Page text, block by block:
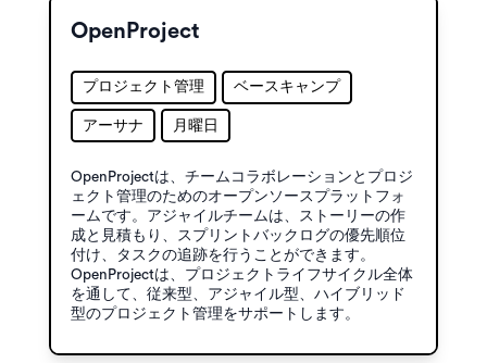
OpenProject
プロジェクト管理 ベースキャンプ
アーサナ 月曜日
OpenProjectは、チームコラボレーションとプロジ
ェクト管理のためのオープンソースプラットフォ
ームです。アジャイルチームは、ストーリーの作
成と見積もり、スプリントバックログの優先順位
付け、タスクの追跡を行うことができます。
OpenProjectは、プロジェクトライフサイクル全体
を通して、従来型、アジャイル型、ハイブリッド
型のプロジェクト管理をサポートします。